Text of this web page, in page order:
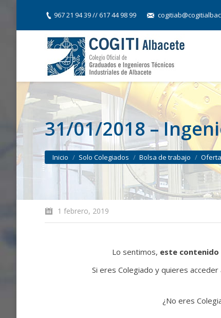
967 21 94 39 // 617 44 98 99
31/01/2018 –
You are here:
Inicio Solo Colegiados Bolsa de trabajo
1 febrero, 2019
Lo sentimos, este contenido
Si eres Colegiado y quieres
¿No eres